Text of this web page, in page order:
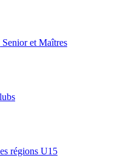
et Maîtres
régions U15